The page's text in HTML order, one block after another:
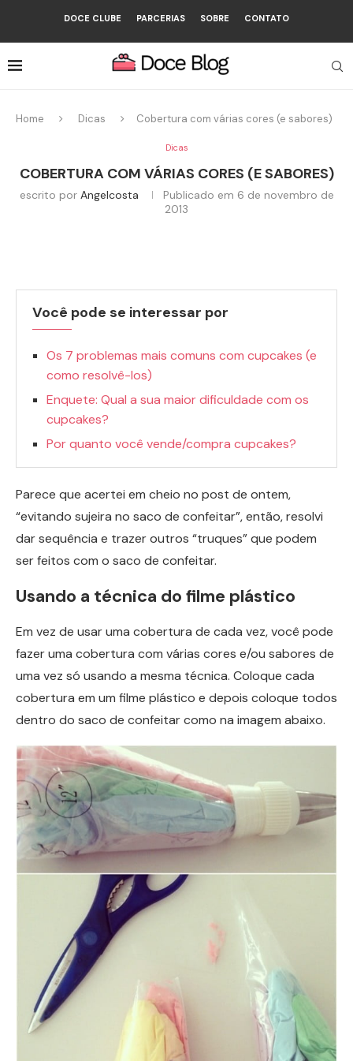
DOCE CLUBE PARCERIAS SOBRE CONTATO
Home Dicas Cobertura com várias cores (e sabores)
Dicas
COBERTURA COM VÁRIAS CORES (E SABORES)
escrito por Angelcosta Publicado em 6 de novembro de
2013
Você pode se interessar por
Os 7 problemas mais comuns com cupcakes (e
como resolvê-los)
Enquete: Qual a sua maior dificuldade com os
cupcakes?
Por quanto você vende/compra cupcakes?
Parece que acertei em cheio no post de ontem,
“evitando sujeira no saco de confeitar”, então, resolvi
dar sequência e trazer outros “truques” que podem
ser feitos com o saco de confeitar.
Usando a técnica do filme plástico
Em vez de usar uma cobertura de cada vez, você pode
fazer uma cobertura com várias cores e/ou sabores de
uma vez só usando a mesma técnica. Coloque cada
cobertura em um filme plástico e depois coloque todos
dentro do saco de confeitar como na imagem abaixo.